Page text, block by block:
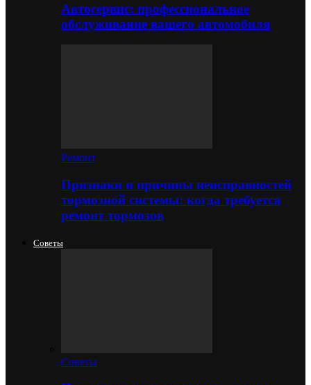
Автосервис: профессиональное
обслуживание вашего автомобиля
Ремонт
Признаки и причины неисправностей
тормозной системы: когда требуется
ремонт тормозов
Советы
Советы